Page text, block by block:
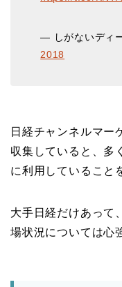
— しがないディ
2018
日経チャンネルマー
収集していると、多
に利用していること
大手日経だけあって
場状況については心